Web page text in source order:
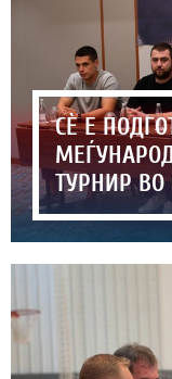
СЀ Е
ТУРНИР ВО